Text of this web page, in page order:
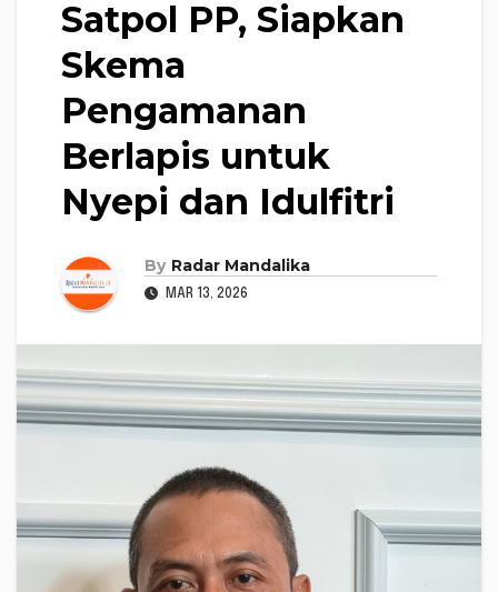
Satpol PP, Siapkan
Skema
Pengamanan
Berlapis untuk
Nyepi dan Idulfitri
By Radar Mandalika
MAR 13, 2026